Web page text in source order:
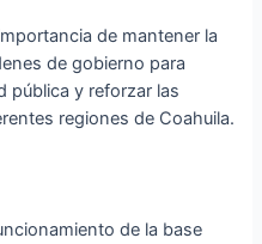
de mantener la
de gobierno para
pública y reforzar las
regiones de Coahuila.
de la base